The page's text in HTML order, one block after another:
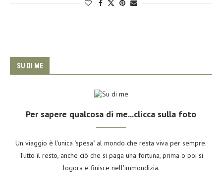
SU DI ME
Per sapere qualcosa di me...clicca sulla foto
Un viaggio è l'unica "spesa" al mondo che resta viva per sempre.
Tutto il resto, anche ciò che si paga una fortuna, prima o poi si
logora e finisce nell'immondizia.